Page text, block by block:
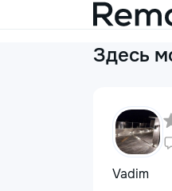
Здесь
Vadim